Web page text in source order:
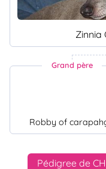
Zinnia
Grand père
Robby of
Pédigree de